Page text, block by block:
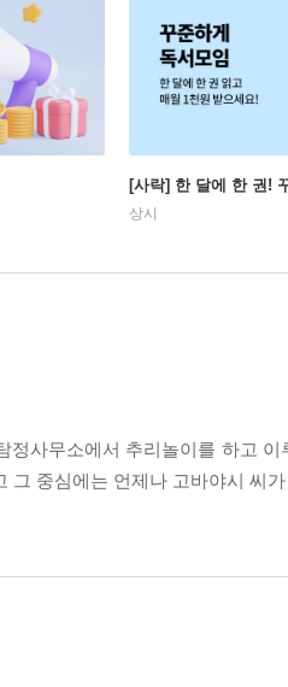
[사락] 한 달에 한 권!
상시
사무소에서 추리놀이를 하고
중심에는 언제나 고바야시 씨